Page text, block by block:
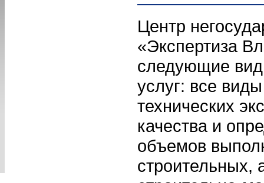
Центр
«Экспертиза
следующие
услуг: все
технических
качества и
объемов
строительных,